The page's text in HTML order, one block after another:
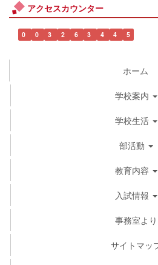
アクセスカウンター
0 0 3 2 6 3 4 4 5
ホーム
学校案内
学校生活
部活動
教育内容
入試情報
事務室より
サイトマッ